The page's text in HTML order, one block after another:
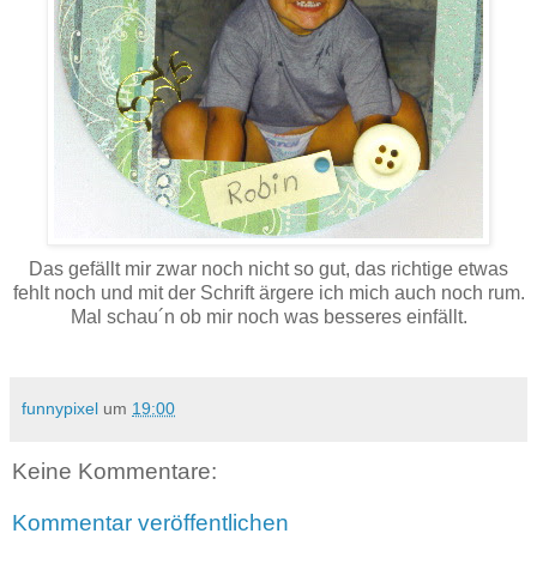
Das gefällt mir zwar noch nicht so gut, das richtige etwas
fehlt noch und mit der Schrift ärgere ich mich auch noch rum.
Mal schau´n ob mir noch was besseres einfällt.
funnypixel um 19:00
Keine Kommentare:
Kommentar veröffentlichen